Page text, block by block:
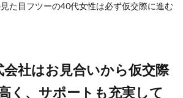
た目フツーの40代女性は必ず仮交際に進む
会社はお見合いから仮交際
く、サポートも充実して